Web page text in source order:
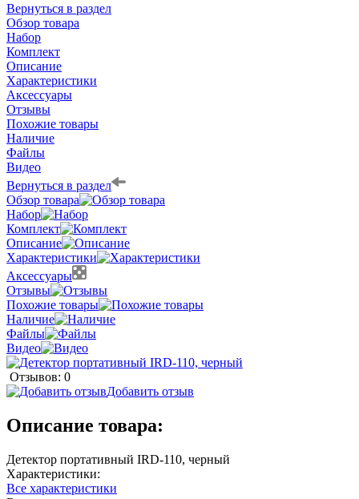
Вернуться в раздел
Обзор товара
Набор
Комплект
Описание
Характеристики
Аксессуары
Отзывы
Похожие товары
Наличие
Файлы
Видео
Вернуться в раздел
Обзор товара
Набор
Комплект
Описание
Характеристики
Аксессуары
Отзывы
Похожие товары
Наличие
Файлы
Видео
Отзывов: 0
Добавить отзыв
Описание товара:
Детектор портативный IRD-110, черный
Характеристики:
Все характеристики